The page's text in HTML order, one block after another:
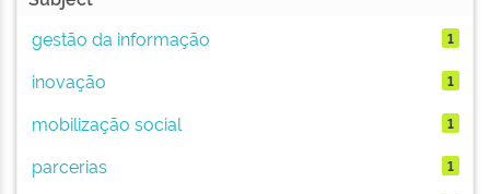
gestão da informação
1
inovação 1
mobilização social 1
parcerias 1